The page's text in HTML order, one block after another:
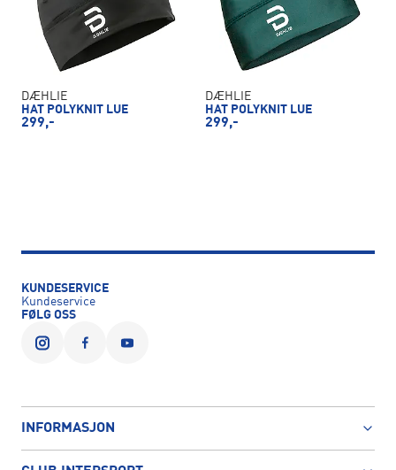
DÆHLIE
HAT POLYKNIT LUE
299,-
DÆHLIE
HAT POLYKNIT LUE
299,-
KUNDESERVICE
Kundeservice
FØLG OSS
INFORMASJON